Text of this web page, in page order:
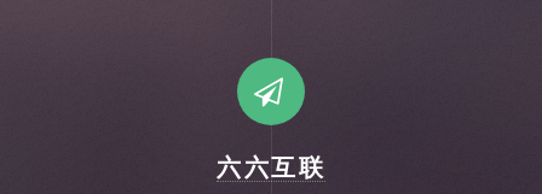
六六互联